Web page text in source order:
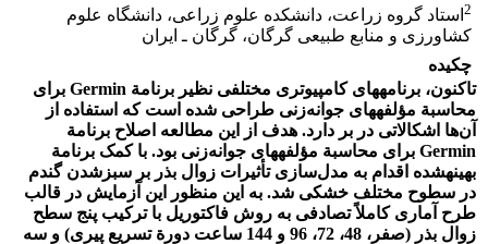
2 استاد گروه زراعت، دانشکده علوم زراعی، دانشگاه علوم
کشاورزی و منابع طبیعی گرگان، گرگان ـ ایران
چکیده
تاکنون، برنامه‏های کامپیوتری مختلفی نظیر برنامة Germin برای
محاسبة مؤلفه‏های جوانه‌زنی طراحی شده است که استفاده از
آن‌ها اشکالاتی در بر دارد. هدف از این مطالعه اصلاح برنامة
Germin برای محاسبة مؤلفه‏های جوانه‌زنی بود. با کمک برنامة
بهینه‏شده اقدام به مدل‌سازی تأثیرات زوال بذر بر سبزشدن گندم
در سطوح مختلف خشکی شد. به این منظور این آزمایش در قالب
طرح آماری کاملاً تصادفی به روش فاکتوریل با ترکیب پنج سطح
زوال بذر (صفر، 48، 72، 96 و 144 ساعت دورة تسریع پیری) و سه